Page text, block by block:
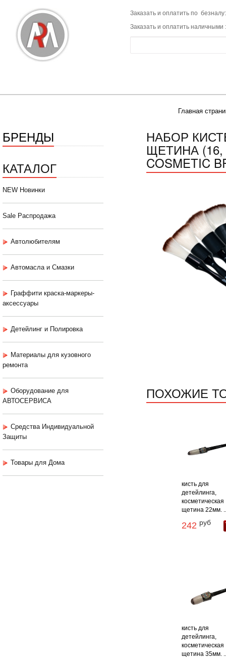
Заказать и оплатить по
Заказать и оплатить наличными
Главная
БРЕНДЫ
КАТАЛОГ
NEW Новинки
Sale Распродажа
Автолюбителям
Автомасла и Смазки
Граффити краска-маркеры-
аксессуары
Детейлинг и Полировка
Материалы для кузовного
ремонта
Оборудование для
АВТОСЕРВИСА
Средства Индивидуальной
Защиты
Товары для Дома
НАБОР
ЩЕТИНА (16,
COSMETIC
ПОХОЖИЕ
кисть для
детейлинга,
косметическая
щетина 22мм.
242 руб
кисть для
детейлинга,
косметическая
щетина 35мм.